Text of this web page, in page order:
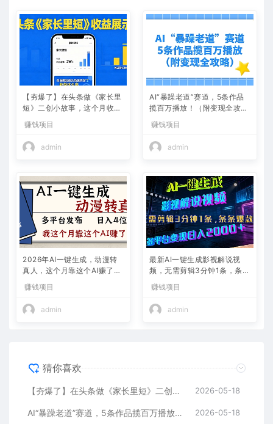
【夯爆了】在头条做《家长里
短》二创小故事，这个月收益
2w+
赚钱项目
admin
AI“暴躁老道”赛道，5条作品
揽百万播放！（附变现全攻
略）
赚钱项目
admin
2026年AI一键生成，动漫转
真人，这个月靠这个AI赚了2
赚钱项目
admin
最新AI一键生成影视解说视
频，无需剪辑3分钟1条，条条
+
赚钱项目
admin
猜你喜欢
【夯爆了】在头条做《家长里短》二创小故事，这个月收益2w+ 2026-05-18
AI“暴躁老道”赛道，5条作品揽百万播放！（附变现全攻略） 2026-05-18